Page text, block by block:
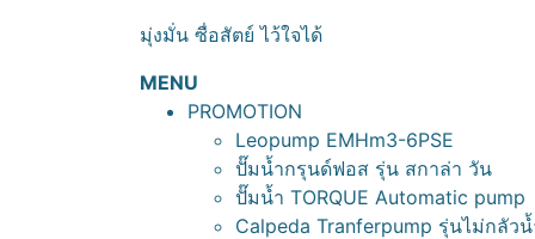
มุ่งมั่น ซื่อสัตย์ ไว้ใจได้
MENU
PROMOTION
Leopump EMHm3-6PSE
ปั๊มน้ำกรุนด์ฟอส รุ่น สกาล่า วัน
ปั๊มน้ำ TORQUE Automatic pump
Calpeda Tranferpump รุ่นไม่กลัว